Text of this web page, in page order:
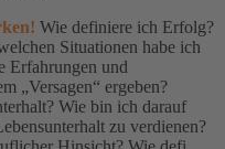
Wie definiere ich Erfolg?
Situationen habe ich
Erfahrungen und
„Versagen“ ergeben?
Wie bin ich darauf
zu verdienen?